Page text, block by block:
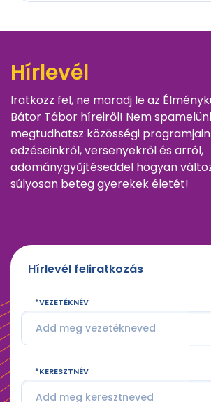
Hírlevél
Iratkozz fel, ne maradj le az
Bátor Tábor híreiről! Nem
megtudhatsz közösségi
edzéseinkről, versenyekről és arról,
adománygyűjtéseddel hogyan
súlyosan beteg gyerekek életét!
Hírlevél feliratkozás
VEZETÉKNÉV
KERESZTNÉV